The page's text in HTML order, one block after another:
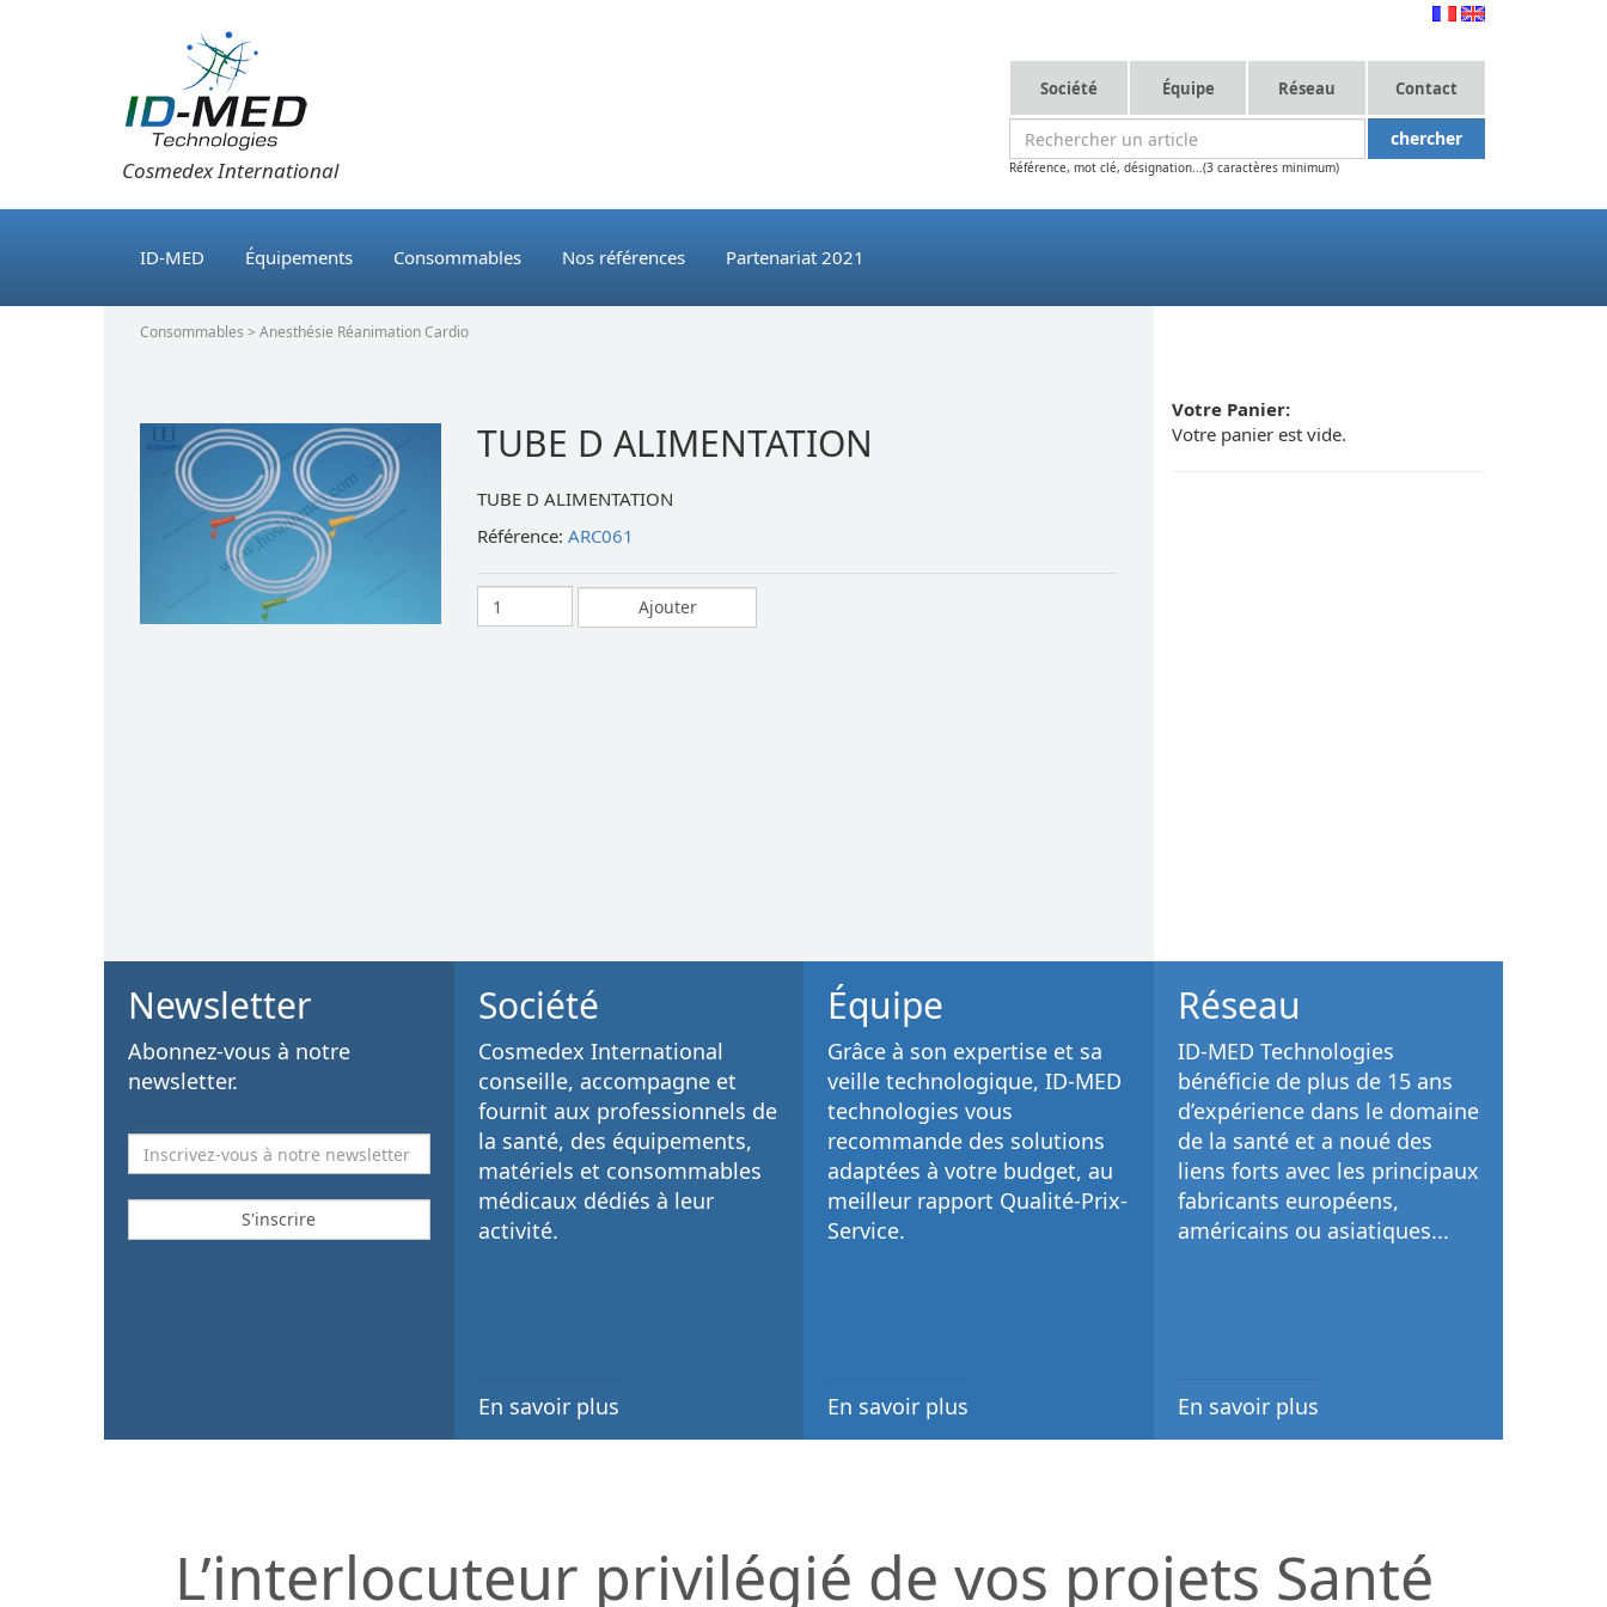
Cosmedex International
Société Équipe Réseau Contact
Référence, mot clé, désignation...(3 caractères minimum)
ID-MED Équipements Consommables Nos références Partenariat 2021
Consommables > Anesthésie Réanimation Cardio
TUBE D ALIMENTATION
TUBE D ALIMENTATION
Référence:ARC061
Votre Panier:
Votre panier est vide.
Newsletter
Abonnez-vous à notre
newsletter.
Société
Cosmedex International
conseille, accompagne et
fournit aux professionnels de
la santé, des équipements,
matériels et consommables
médicaux dédiés à leur
activité.
En savoir plus
Équipe
Grâce à son expertise et sa
veille technologique, ID-MED
technologies vous
recommande des solutions
adaptées à votre budget, au
meilleur rapport Qualité-Prix-
Service.
En savoir plus
Réseau
ID-MED Technologies
bénéficie de plus de 15 ans
d’expérience dans le domaine
de la santé et a noué des
liens forts avec les principaux
fabricants européens,
américains ou asiatiques...
En savoir plus
L’interlocuteur privilégié de vos projets Santé